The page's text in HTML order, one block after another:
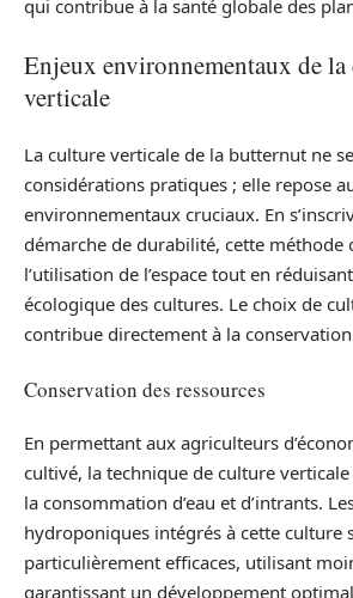
qui contribue à la santé globale des
Enjeux environnementaux de
verticale
La culture verticale de la butternut ne
considérations pratiques ; elle repose
environnementaux cruciaux. En
démarche de durabilité, cette méthode
l’utilisation de l’espace tout en
écologique des cultures. Le choix de
contribue directement à la
Conservation des ressources
En permettant aux agriculteurs
cultivé, la technique de culture
la consommation d’eau et d’intrants.
hydroponiques intégrés à cette culture
particulièrement efficaces, utilisant
garantissant un développement